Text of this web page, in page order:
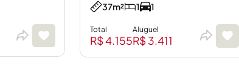
37m² 1 1
Total
R$ 4.155
Aluguel
R$ 3.411